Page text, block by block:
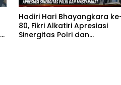
Hadiri Hari Bhayangkara
80, Fikri Alkatiri Apresiasi
Sinergitas Polri dan